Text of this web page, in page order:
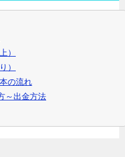
）
）
の流れ
～出金方法